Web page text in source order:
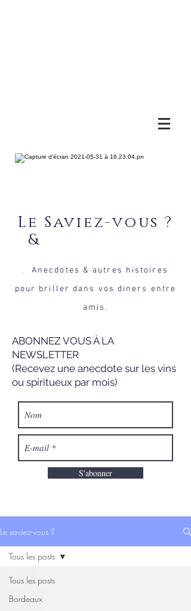
Le Saviez-vous ?
&
.
Anecdotes & autres histoires
pour briller dans vos diners entre
amis.
ABONNEZ VOUS À LA
NEWSLETTER
(Recevez une anecdote sur les vins
ou spiritueux par mois)
S'abonner
Le saviez-vous ?
Tous les posts
Bordeaux
Tous les posts